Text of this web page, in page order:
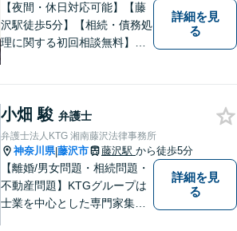
分】
【夜間・休日対応可能】【藤
沢駅徒歩5分】【相続・債務処
理に関する初回相談無料】お
詳細を見
る
小畑 駿 弁護士
弁護士法人KTG 湘南藤沢法律事務所
神奈川県|藤沢市 藤沢駅 から徒歩5分
【離婚/男女問題・相続問題・
不動産問題】KTGグループは
士業を中心とした専門家集団
詳細を見
る